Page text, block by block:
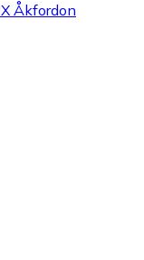
Åkfordon